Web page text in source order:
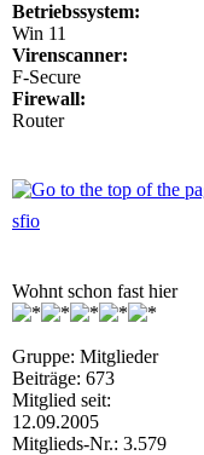
Betriebssystem:
Win 11
Virenscanner:
F-Secure
Firewall:
Router
sfio
Wohnt schon fast hier
Gruppe: Mitglieder
Beiträge: 673
Mitglied seit:
12.09.2005
Mitglieds-Nr.: 3.579